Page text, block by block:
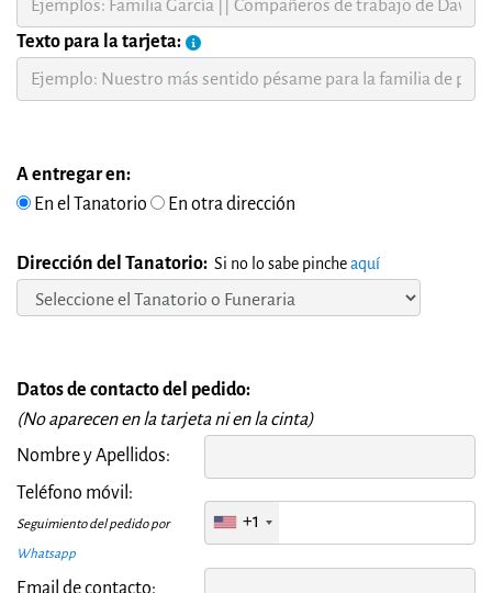
Texto para la tarjeta:
A entregar en:
En el Tanatorio
En otra dirección
Dirección del Tanatorio: Si no lo sabe pincheaquí
Datos de contacto del pedido:
(No aparecen en la tarjeta ni en la cinta)
Nombre y Apellidos:
Teléfono móvil:
Seguimiento del pedido por
Whatsapp
+1
Email de contacto: